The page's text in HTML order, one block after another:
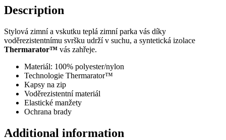
quantity
Description
Stylová zimní a vskutku teplá zimní parka vás díky
voděrezistentnímu svršku udrží v suchu, a syntetická izolace
Thermarator™ vás zahřeje.
Materiál: 100% polyester/nylon
Technologie Thermarator™
Kapsy na zip
Voděrezistentní materiál
Elastické manžety
Ochrana brady
Additional information